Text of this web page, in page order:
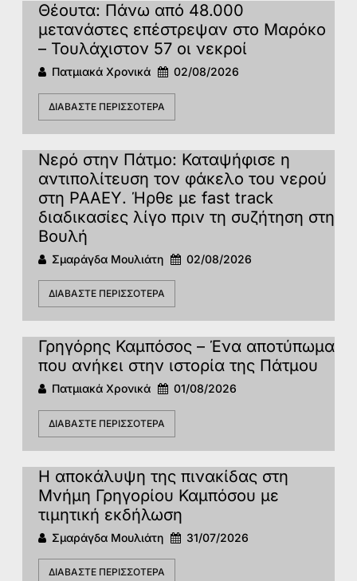
Θέουτα: Πάνω από 48.000
μετανάστες επέστρεψαν στο Μαρόκο
– Τουλάχιστον 57 οι νεκροί
Πατμιακά Χρονικά 02/08/2026
ΔΙΑΒΆΣΤΕ ΠΕΡΙΣΣΌΤΕΡΑ
Νερό στην Πάτμο: Καταψήφισε η
αντιπολίτευση τον φάκελο του νερού
στη ΡΑΑΕΥ. Ήρθε με fast track
διαδικασίες λίγο πριν τη συζήτηση στη
Βουλή
Σμαράγδα Μουλιάτη 02/08/2026
ΔΙΑΒΆΣΤΕ ΠΕΡΙΣΣΌΤΕΡΑ
Γρηγόρης Καμπόσος – Ένα αποτύπωμα
που ανήκει στην ιστορία της Πάτμoυ
Πατμιακά Χρονικά 01/08/2026
ΔΙΑΒΆΣΤΕ ΠΕΡΙΣΣΌΤΕΡΑ
Η αποκάλυψη της πινακίδας στη
Μνήμη Γρηγορίου Καμπόσου με
τιμητική εκδήλωση
Σμαράγδα Μουλιάτη 31/07/2026
ΔΙΑΒΆΣΤΕ ΠΕΡΙΣΣΌΤΕΡΑ